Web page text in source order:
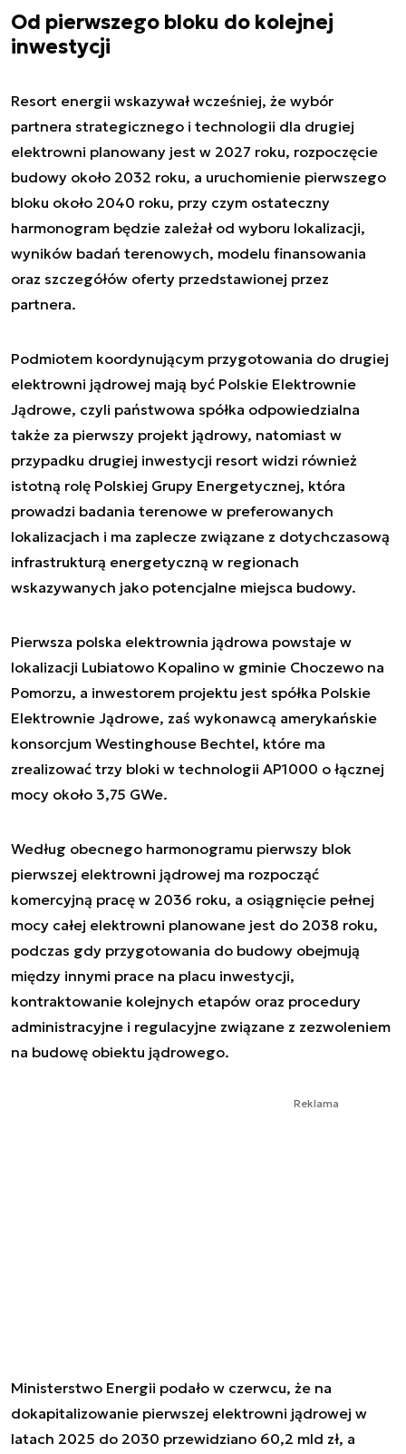
Od pierwszego bloku do kolejnej
inwestycji
Resort energii wskazywał wcześniej, że wybór
partnera strategicznego i technologii dla drugiej
elektrowni planowany jest w 2027 roku, rozpoczęcie
budowy około 2032 roku, a uruchomienie pierwszego
bloku około 2040 roku, przy czym ostateczny
harmonogram będzie zależał od wyboru lokalizacji,
wyników badań terenowych, modelu finansowania
oraz szczegółów oferty przedstawionej przez
partnera.
Podmiotem koordynującym przygotowania do drugiej
elektrowni jądrowej mają być Polskie Elektrownie
Jądrowe, czyli państwowa spółka odpowiedzialna
także za pierwszy projekt jądrowy, natomiast w
przypadku drugiej inwestycji resort widzi również
istotną rolę Polskiej Grupy Energetycznej, która
prowadzi badania terenowe w preferowanych
lokalizacjach i ma zaplecze związane z dotychczasową
infrastrukturą energetyczną w regionach
wskazywanych jako potencjalne miejsca budowy.
Pierwsza polska elektrownia jądrowa powstaje w
lokalizacji Lubiatowo Kopalino w gminie Choczewo na
Pomorzu, a inwestorem projektu jest spółka Polskie
Elektrownie Jądrowe, zaś wykonawcą amerykańskie
konsorcjum Westinghouse Bechtel, które ma
zrealizować trzy bloki w technologii AP1000 o łącznej
mocy około 3,75 GWe.
Według obecnego harmonogramu pierwszy blok
pierwszej elektrowni jądrowej ma rozpocząć
komercyjną pracę w 2036 roku, a osiągnięcie pełnej
mocy całej elektrowni planowane jest do 2038 roku,
podczas gdy przygotowania do budowy obejmują
między innymi prace na placu inwestycji,
kontraktowanie kolejnych etapów oraz procedury
administracyjne i regulacyjne związane z zezwoleniem
na budowę obiektu jądrowego.
Reklama
Ministerstwo Energii podało w czerwcu, że na
dokapitalizowanie pierwszej elektrowni jądrowej w
latach 2025 do 2030 przewidziano 60,2 mld zł, a